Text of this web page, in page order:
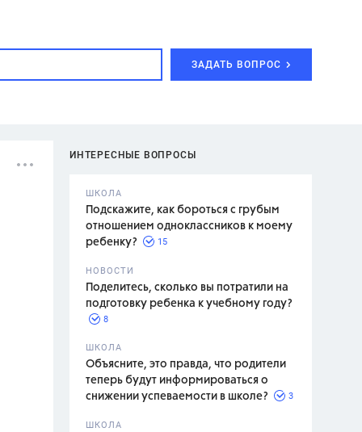
ЗАДАТЬ ВОПРОС
ИНТЕРЕСНЫЕ ВОПРОСЫ
ШКОЛА
Подскажите, как бороться с грубым
отношением одноклассников к моему
ребенку?
15
НОВОСТИ
Поделитесь, сколько вы потратили на
подготовку ребенка к учебному году?
8
ШКОЛА
Объясните, это правда, что родители
теперь будут информироваться о
снижении успеваемости в школе?
3
ШКОЛА